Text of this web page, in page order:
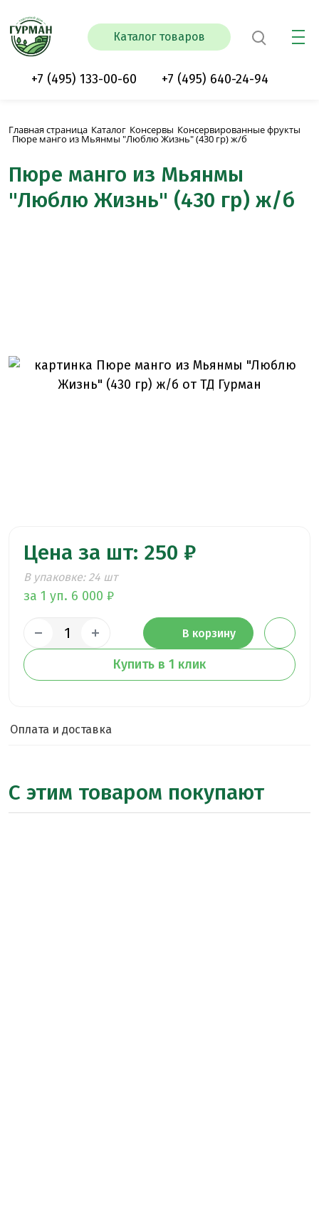
Каталог товаров
+7 (495) 133-00-60 +7 (495) 640-24-94
Главная страница Каталог Консервы Консервированные фрукты
Пюре манго из Мьянмы "Люблю Жизнь" (430 гр) ж/б
Пюре манго из Мьянмы
"Люблю Жизнь" (430 гр) ж/б
Цена за шт: 250 ₽
В упаковке: 24 шт
за 1 уп. 6 000 ₽
В корзину
Купить в 1 клик
Оплата и доставка
С этим товаром покупают